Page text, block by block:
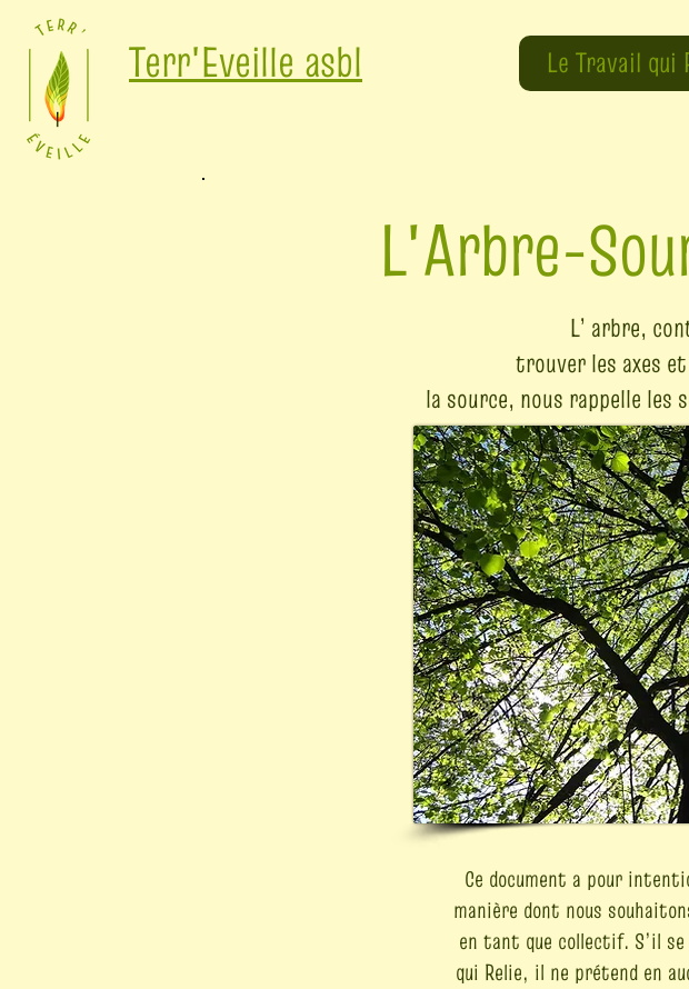
Terr'Eveille asbl Le Travail qui
L’ arbre,
trouver les axes
la source, nous rappelle
Ce document a pour
manière dont nous
en tant que collectif. S’il
qui Relie, il ne prétend en
L'Arbre-